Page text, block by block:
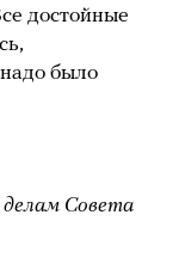
достойные
было
Совета